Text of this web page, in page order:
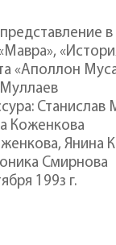
«Аполлон
Станислав
Коженкова
Янина
Смирнова
199з г.